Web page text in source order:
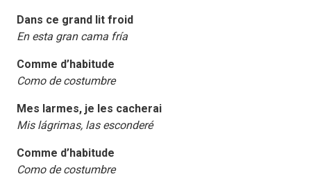
Dans ce grand lit froid
En esta gran cama fría
Comme d’habitude
Como de costumbre
Mes larmes, je les cacherai
Mis lágrimas, las esconderé
Comme d’habitude
Como de costumbre